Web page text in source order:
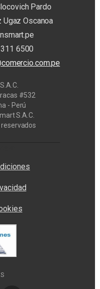
Pardo
Ugaz Oscanoa
6500
#532
- Perú
S.A.C.